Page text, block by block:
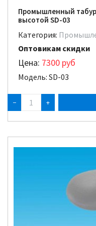
Промышленный
высотой SD-03
Категория:
Оптовикам скидки
Цена: 7300 руб
Модель: SD-03
− +